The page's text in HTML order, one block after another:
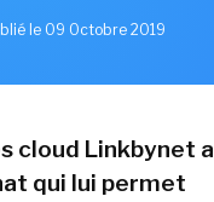
le 09 Octobre 2019
cloud Linkbynet a
qui lui permet